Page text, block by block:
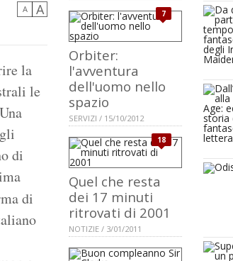
A A
la
le
di
di
7
Orbiter:
l'avventura
dell'uomo nello
spazio
SERVIZI / 15/10/2012
18
Quel che resta
dei 17 minuti
ritrovati di 2001
NOTIZIE / 3/01/2011